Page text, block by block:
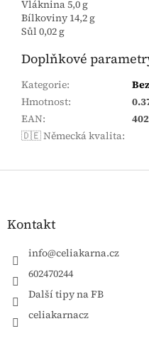
Vláknina 5,0 g
Bílkoviny 14,2 g
Sůl 0,02 g
Doplňkové
Kategorie:
Hmotnost:
EAN:
🇩🇪 Německá kvalita:
Zápatí
Kontakt
info@celiakarna.cz
602470244
Další tipy na FB
celiakarnacz